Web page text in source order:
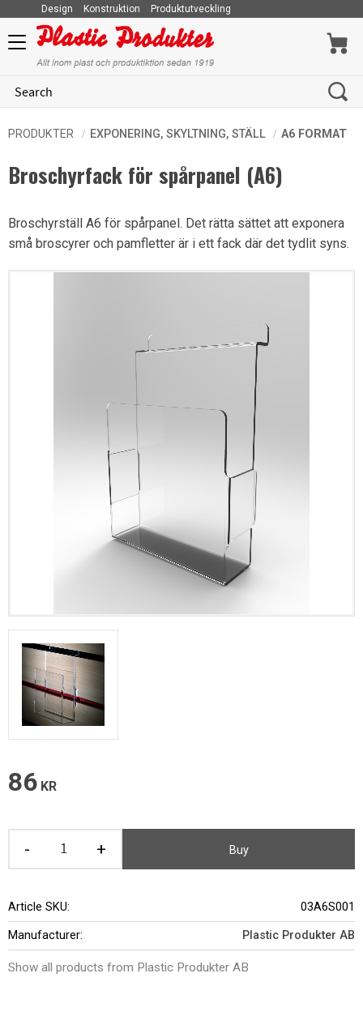
Menu
Konstruktion Produktutveckling
PRODUKTER EXPONERING, SKYLTNING, STÄLL A6 FORMAT
Broschyrfack för spårpanel (A6)
Broschyrställ A6 för spårpanel. Det rätta sättet att exponera
små broscyrer och pamfletter är i ett fack där det tydlit syns.
86 KR
+
- Buy
Article SKU 03A6S001
Manufacturer Plastic Produkter AB
Show all products from Plastic Produkter AB